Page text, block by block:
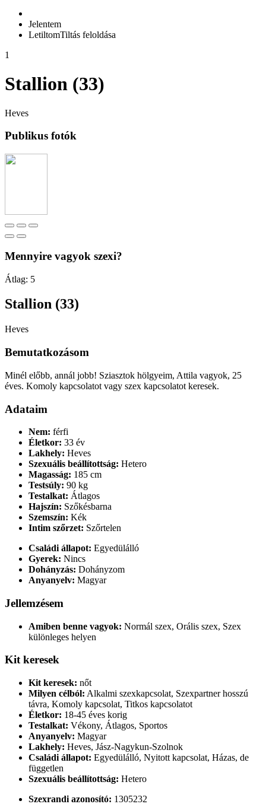
Jelentem
LetiltomTiltás feloldása
1
Stallion (33)
Heves
Publikus fotók
Mennyire vagyok szexi?
Átlag: 5
Stallion (33)
Heves
Bemutatkozásom
Minél előbb, annál jobb! Sziasztok hölgyeim, Attila vagyok, 25
éves. Komoly kapcsolatot vagy szex kapcsolatot keresek.
Adataim
Nem: férfi
Életkor: 33 év
Lakhely: Heves
Szexuális beállítottság: Hetero
Magasság: 185 cm
Testsúly: 90 kg
Testalkat: Átlagos
Hajszín: Szőkésbarna
Szemszín: Kék
Intim szőrzet: Szőrtelen
Családi állapot: Egyedülálló
Gyerek: Nincs
Dohányzás: Dohányzom
Anyanyelv: Magyar
Jellemzésem
Amiben benne vagyok: Normál szex, Orális szex, Szex
különleges helyen
Kit keresek
Kit keresek: nőt
Milyen célból: Alkalmi szexkapcsolat, Szexpartner hosszú
távra, Komoly kapcsolat, Titkos kapcsolatot
Életkor: 18-45 éves korig
Testalkat: Vékony, Átlagos, Sportos
Anyanyelv: Magyar
Lakhely: Heves, Jász-Nagykun-Szolnok
Családi állapot: Egyedülálló, Nyitott kapcsolat, Házas, de
független
Szexuális beállítottság: Hetero
Szexrandi azonosító: 1305232